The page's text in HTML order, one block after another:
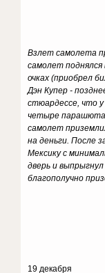
Взлет самолета
самолет поднялся
очках (приобрел
Дэн Купер -
стюардессе, что
четыре
самолет
на деньги. После
Мексику с
дверь и
благополучно
19 декабря